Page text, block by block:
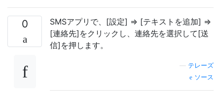
0
SMSアプリで、[設定] => [テキストを追加] =>
[連絡先]をクリックし、連絡先を選択して[送
信]を押します。
テレーズ
ソース